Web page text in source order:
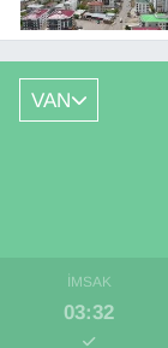
VAN
İMSAK
03:32